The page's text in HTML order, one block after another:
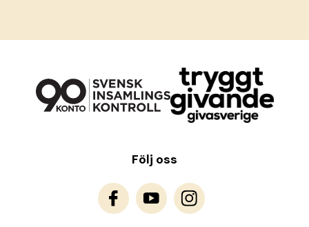
Följ oss